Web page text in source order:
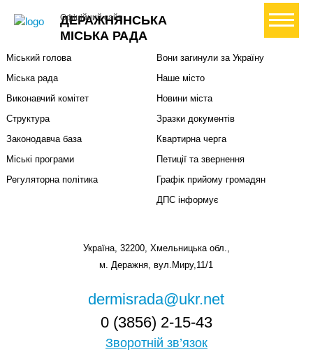
ДЕРАЖНЯНСЬКА
МІСЬКА РАДА
Офіційний сайт+ Створити петицію
Міська влада
Міський голова
Міська рада
Виконавчий комітет
Структура
Законодавча база
Міські програми
Регуляторна політика
Громадянам
Вони загинули за Україну
Наше місто
Новини міста
Зразки документів
Квартирна черга
Петиції та звернення
Графік прийому громадян
ДПС інформує
Україна, 32200, Хмельницька обл.,
м. Деражня, вул.Миру,11/1
dermisrada@ukr.net
0 (3856) 2-15-43
Зворотній зв’язок